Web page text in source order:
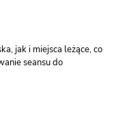
jak i miejsca leżące, co
seansu do